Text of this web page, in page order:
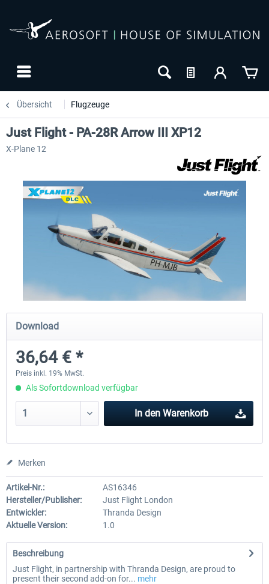
Übersicht Flugzeuge
X-Plane.org - King Air 350 XP12
53,95 € *
X-Plane.org - Cessna 172M
Just Flight - PA-28R Arrow III XP12
X-Plane 12
Download
36,64 € *
Preis inkl. 19% MwSt.
Als Sofortdownload verfügbar
In den Warenkorb
Merken
Artikel-Nr.:
AS16346
Hersteller/Publisher:
Just Flight London
Entwickler:
Thranda Design
Aktuelle Version:
1.0
Beschreibung
Just Flight, in partnership with Thranda Design, are proud to
present their second add-on for... mehr